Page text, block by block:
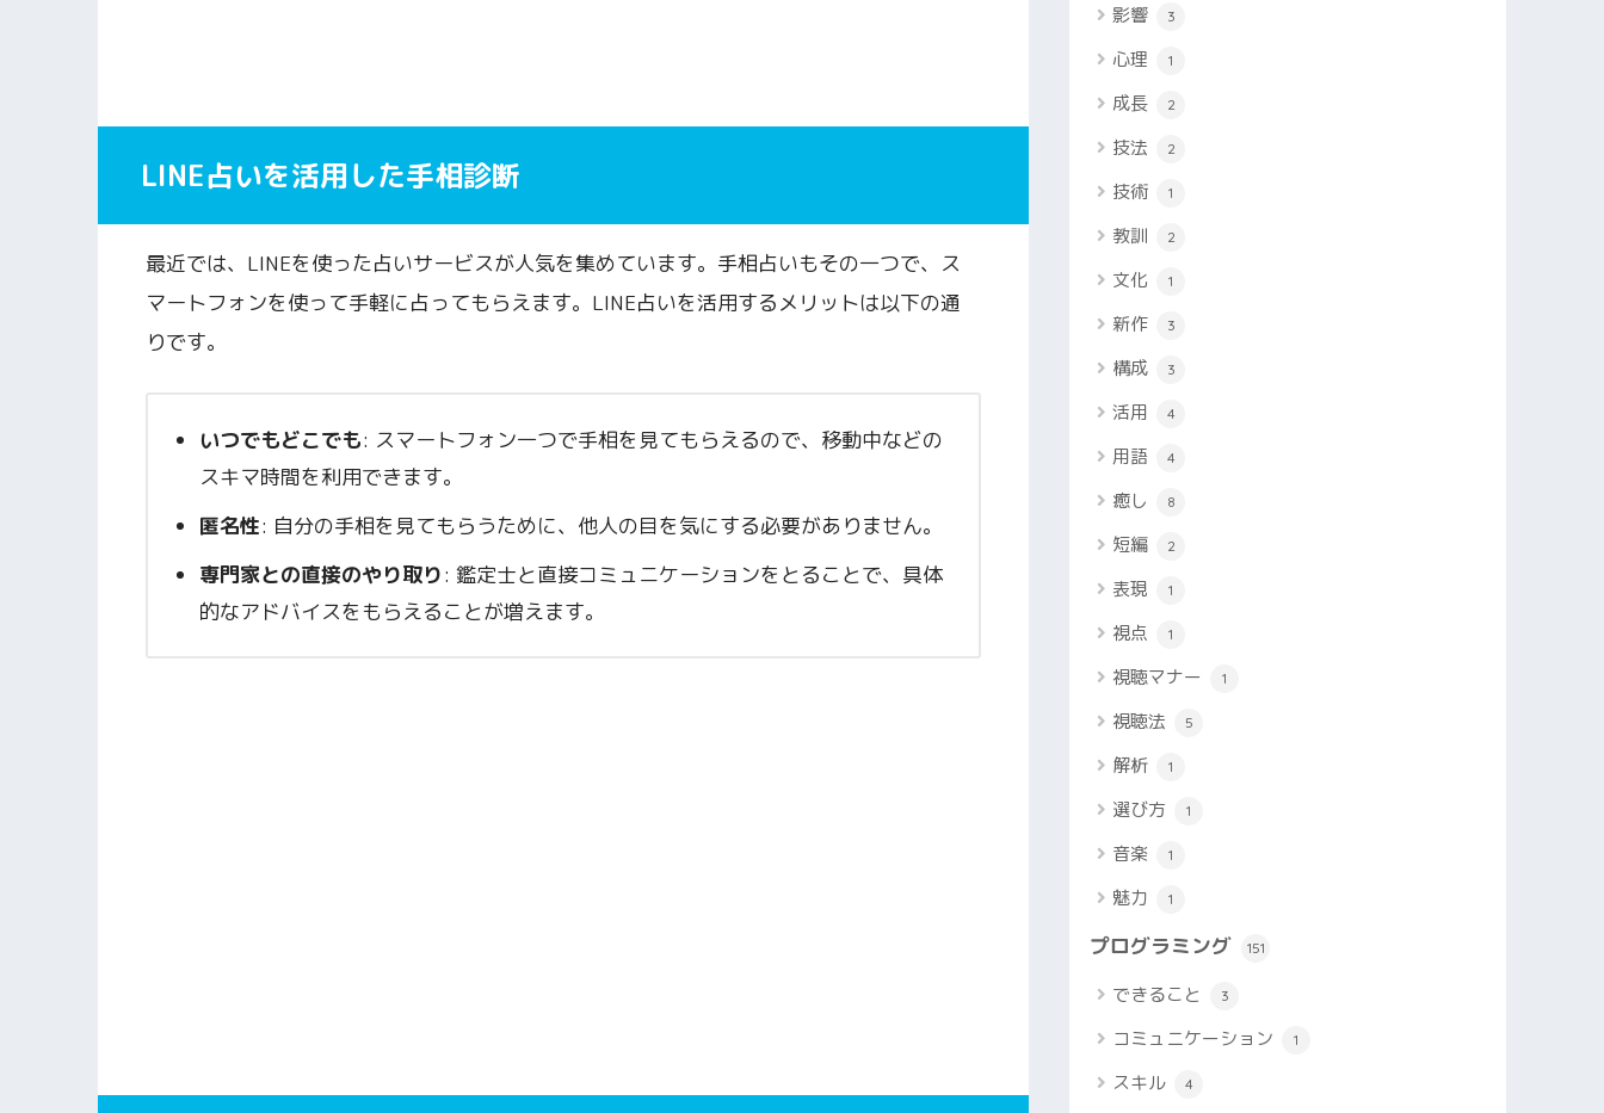
LINE占いを活用した手相診断
最近では、LINEを使った占いサービスが人気を集めています。手相占いもその一つで、ス
マートフォンを使って手軽に占ってもらえます。LINE占いを活用するメリットは以下の通
りです。
いつでもどこでも: スマートフォン一つで手相を見てもらえるので、移動中などの
スキマ時間を利用できます。
匿名性: 自分の手相を見てもらうために、他人の目を気にする必要がありません。
専門家との直接のやり取り: 鑑定士と直接コミュニケーションをとることで、具体
的なアドバイスをもらえることが増えます。
影響 3
心理 1
成長 2
技法 2
技術 1
教訓 2
文化 1
新作 3
構成 3
活用 4
用語 4
癒し 8
短編 2
表現 1
視点 1
視聴マナー 1
視聴法 5
解析 1
選び方 1
音楽 1
魅力 1
プログラミング 151
できること 3
コミュニケーション 1
スキル 4